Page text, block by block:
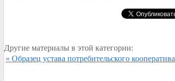
Другие материалы в этой категории:
« Образец устава потребительского кооператива